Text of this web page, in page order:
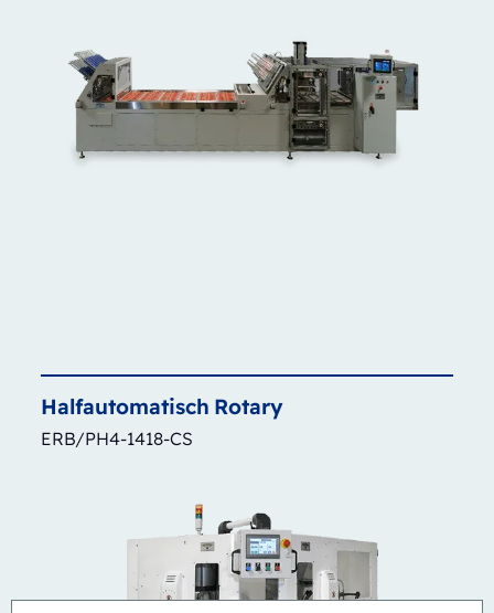
Halfautomatisch Rotary
ERB/PH4-1418-CS